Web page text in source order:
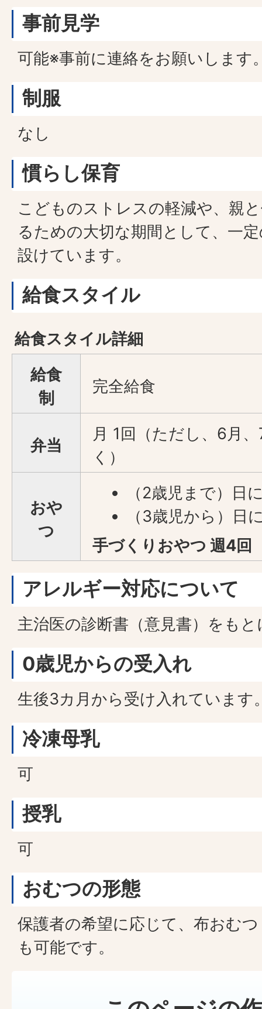
事前見学
可能※事前に連絡をお願いします
制服
なし
慣らし保育
こどものストレスの軽減や、親
るための大切な期間として、一
設けています。
給食スタイル
給食スタイル詳細
給食
制
完全給食
弁当
月 1回（ただし、6月
く）
おや
つ
（2歳児まで）日
（3歳児から）日
手づくりおやつ 週4回
アレルギー対応について
主治医の診断書（意見書）をも
0歳児からの受入れ
生後3カ月から受け入れています
冷凍母乳
可
授乳
可
おむつの形態
保護者の希望に応じて、布おむ
も可能です。